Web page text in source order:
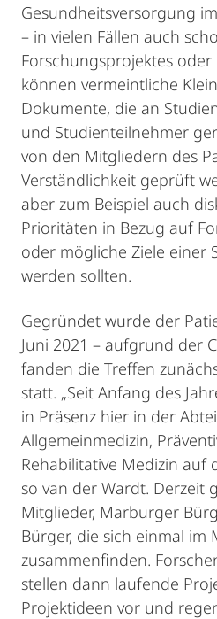
Gesundheitsversorgung
– in vielen Fällen auch
Forschungsprojektes oder
können vermeintliche
Dokumente, die an
und Studienteilnehmer
von den Mitgliedern des
Verständlichkeit geprüft
aber zum Beispiel auch
Prioritäten in Bezug auf
oder mögliche Ziele einer
werden sollten.
Gegründet wurde der
Juni 2021 – aufgrund der
fanden die Treffen
statt. „Seit Anfang des
in Präsenz hier in der
Allgemeinmedizin,
Rehabilitative Medizin auf
so van der Wardt. Derzeit
Mitglieder, Marburger
Bürger, die sich einmal im
zusammenfinden.
stellen dann laufende
Projektideen vor und